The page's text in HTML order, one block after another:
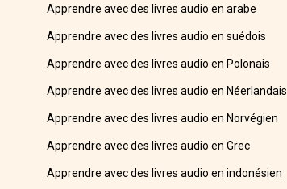
Apprendre avec des livres audio en arabe
Apprendre avec des livres audio en suédois
Apprendre avec des livres audio en Polonais
Apprendre avec des livres audio en Néerlandais
Apprendre avec des livres audio en Norvégien
Apprendre avec des livres audio en Grec
Apprendre avec des livres audio en indonésien